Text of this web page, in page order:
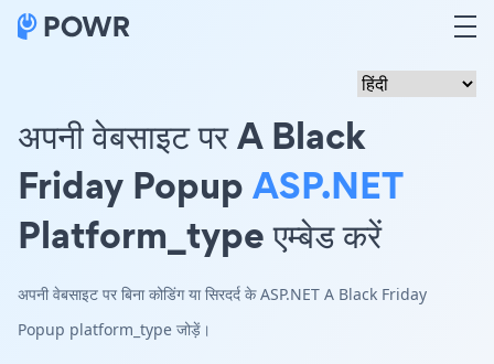
अपनी वेबसाइट पर A Black
Friday PopupASP.NET
Platform_type एम्बेड करें
अपनी वेबसाइट पर बिना कोडिंग या सिरदर्द के ASP.NET A Black Friday
Popup platform_type जोड़ें।